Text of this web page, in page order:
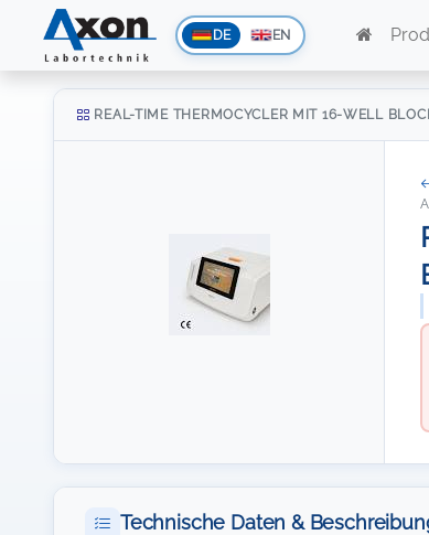
DE EN
REAL-TIME THERMOCYCLER MIT 16-WELL
Technische Daten &